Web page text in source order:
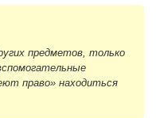
предметов, только
право» находиться